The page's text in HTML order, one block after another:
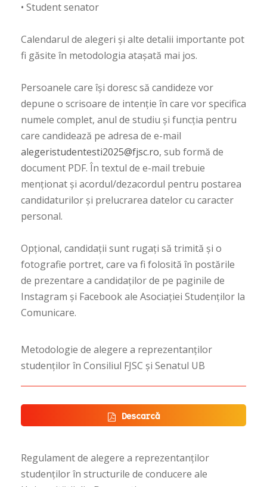
• Student senator
Calendarul de alegeri și alte detalii importante pot
fi găsite în metodologia atașată mai jos.
Persoanele care își doresc să candideze vor
depune o scrisoare de intenție în care vor specifica
numele complet, anul de studiu și funcția pentru
care candidează pe adresa de e-mail
alegeristudentesti2025@fjsc.ro, sub formă de
document PDF. În textul de e-mail trebuie
menționat și acordul/dezacordul pentru postarea
candidaturilor și prelucrarea datelor cu caracter
personal.
Opțional, candidații sunt rugați să trimită și o
fotografie portret, care va fi folosită în postările
de prezentare a candidaților de pe paginile de
Instagram și Facebook ale Asociației Studenților la
Comunicare.
Metodologie de alegere a reprezentanților
studenților în Consiliul FJSC și Senatul UB
Descarcă
Regulament de alegere a reprezentanților
studenților în structurile de conducere ale